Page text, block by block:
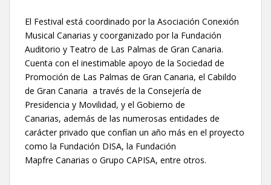
El Festival está coordinado por la Asociación Conexión
Musical Canarias y coorganizado por la Fundación
Auditorio y Teatro de Las Palmas de Gran Canaria.
Cuenta con el inestimable apoyo de la Sociedad de
Promoción de Las Palmas de Gran Canaria, el Cabildo
de Gran Canaria a través de la Consejería de
Presidencia y Movilidad, y el Gobierno de
Canarias, además de las numerosas entidades de
carácter privado que confían un año más en el proyecto
como la Fundación DISA, la Fundación
Mapfre Canarias o Grupo CAPISA, entre otros.